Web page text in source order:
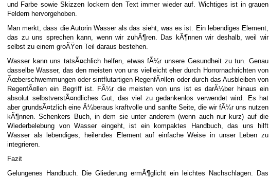
und Farbe sowie Skizzen lockern den Text immer wieder auf. Wichtiges ist in grauen
Feldern hervorgehoben.
Man merkt, dass die Autorin Wasser als das sieht, was es ist. Ein lebendiges Element,
das zu uns sprechen kann, wenn wir zuhÃ¶ren. Das kÃ¶nnen wir deshalb, weil wir
selbst zu einem groÃŸen Teil daraus bestehen.
Wasser kann uns tatsÃ¤chlich helfen, etwas fÃ¼r unsere Gesundheit zu tun. Genau
dasselbe Wasser, das den meisten von uns vielleicht eher durch Horrornachrichten von
Ãœberschwemmungen oder sintflutartigen RegenfÃ¤llen oder durch das Ausbleiben von
RegenfÃ¤llen ein Begriff ist. FÃ¼r die meisten von uns ist es darÃ¼ber hinaus ein
absolut selbstverstÃ¤ndliches Gut, das viel zu gedankenlos verwendet wird. Es hat
aber grundsÃ¤tzlich eine Ã¼beraus kraftvolle und sanfte Seite, die wir fÃ¼r uns nutzen
kÃ¶nnen. Schenkers Buch, in dem sie unter anderem (wenn auch nur kurz) auf die
Wiederbelebung von Wasser eingeht, ist ein kompaktes Handbuch, das uns hilft
Wasser als lebendiges, heilendes Element auf einfache Weise in unser Leben zu
integrieren.
Fazit
Gelungenes Handbuch. Die Gliederung ermÃ¶glicht ein leichtes Nachschlagen. Das